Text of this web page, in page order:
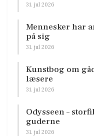
31. jul 2026
Mennesker har
på sig
31. jul 2026
Kunstbog om
læsere
31. jul 2026
Odysseen –
guderne
31. jul 2026